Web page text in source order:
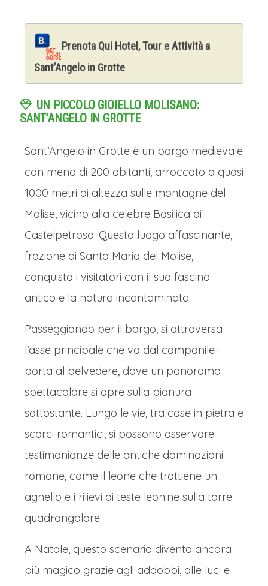
Prenota Qui Hotel, Tour e Attività a
Sant’Angelo in Grotte
UN PICCOLO GIOIELLO MOLISANO:
SANT’ANGELO IN GROTTE
Sant’Angelo in Grotte è un borgo medievale
con meno di 200 abitanti, arroccato a quasi
1000 metri di altezza sulle montagne del
Molise, vicino alla celebre Basilica di
Castelpetroso. Questo luogo affascinante,
frazione di Santa Maria del Molise,
conquista i visitatori con il suo fascino
antico e la natura incontaminata.
Passeggiando per il borgo, si attraversa
l’asse principale che va dal campanile-
porta al belvedere, dove un panorama
spettacolare si apre sulla pianura
sottostante. Lungo le vie, tra case in pietra e
scorci romantici, si possono osservare
testimonianze delle antiche dominazioni
romane, come il leone che trattiene un
agnello e i rilievi di teste leonine sulla torre
quadrangolare.
A Natale, questo scenario diventa ancora
più magico grazie agli addobbi, alle luci e